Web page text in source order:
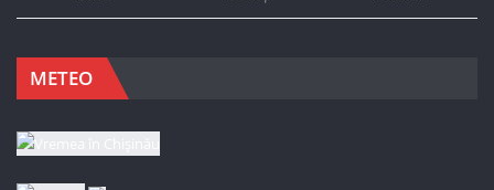
METEO